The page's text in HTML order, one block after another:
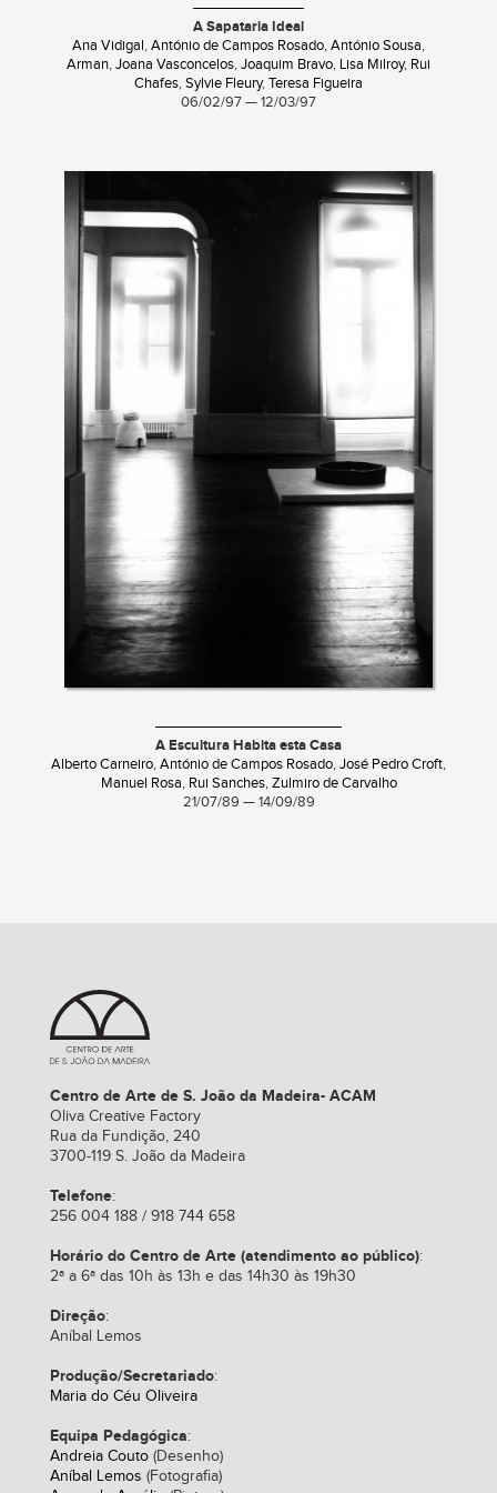
A Sapataria Ideal
Ana Vidigal, António de Campos Rosado, António Sousa,
Arman, Joana Vasconcelos, Joaquim Bravo, Lisa Milroy, Rui
Chafes, Sylvie Fleury, Teresa Figueira
06/02/97 — 12/03/97
A Escultura Habita esta Casa
Alberto Carneiro, António de Campos Rosado, José Pedro Croft,
Manuel Rosa, Rui Sanches, Zulmiro de Carvalho
21/07/89 — 14/09/89
Centro de Arte de S. João da Madeira- ACAM
Oliva Creative Factory
Rua da Fundição, 240
3700-119 S. João da Madeira
Telefone:
256 004 188 / 918 744 658
Horário do Centro de Arte (atendimento ao público):
2ª a 6ª das 10h às 13h e das 14h30 às 19h30
Direção:
Aníbal Lemos
Produção/Secretariado:
Maria do Céu Oliveira
Equipa Pedagógica:
Andreia Couto (Desenho)
Aníbal Lemos (Fotografia)